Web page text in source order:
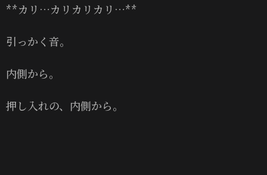
**カリ…カリカリカリ…**
引っかく音。
内側から。
押し入れの、内側から。